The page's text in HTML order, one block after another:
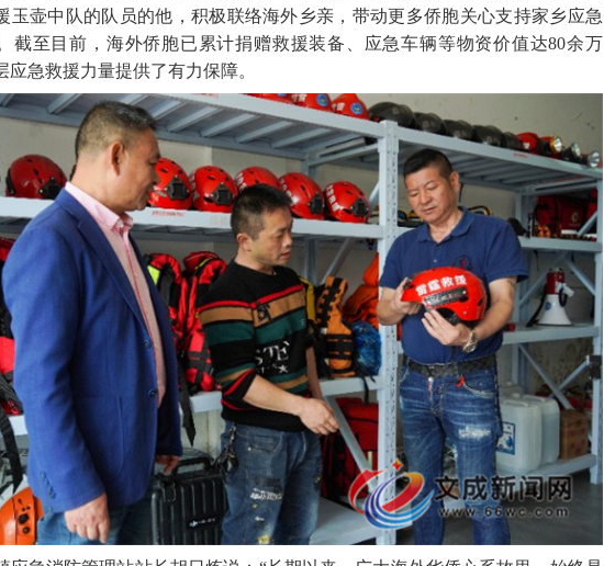
玉壶中队的队员的他，积极联络海外乡亲，带动更多侨胞关心支持家乡应急
截至目前，海外侨胞已累计捐赠救援装备、应急车辆等物资价值达80余万
应急救援力量提供了有力保障。